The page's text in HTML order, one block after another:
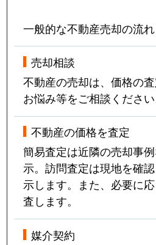
一般的な不動産売却の流れ
売却相談
不動産の売却は、価格の
お悩み等をご相談ください
不動産の価格を査定
簡易査定は近隣の売却事
示。訪問査定は現地を確
示します。また、必要に
査します。
媒介契約